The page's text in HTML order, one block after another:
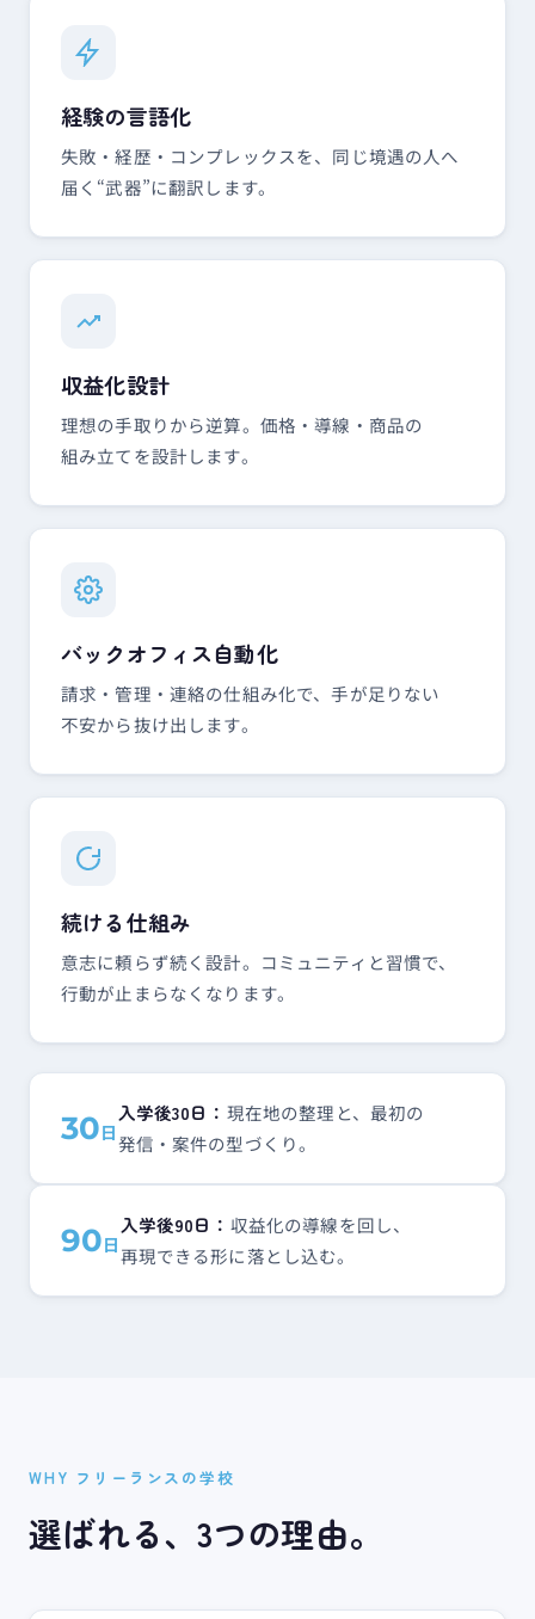
経験の​言語化
失敗・経歴・コンプレックスを、​同じ​境遇の​人へ​
届く​“武器”に​翻訳します。
収益化設計
理想の​手取りから​逆算。​価格・導線・商品の​
組み立てを​設計します。
バックオフィス自動化
請求・管理・連絡の​仕組み化で、​手が​足りない​
不安から​抜け出します。
続ける​仕組み
意志に​頼らず​続く​設計。​コミュニティと​習慣で、​
行動が​止まらなくなります。
30日
入学後​3​0日： 現在地の​整理と、​最初の​
発信・案件の​型づくり。
90日
入学後​9​0日： 収益化の​導線を​回し、​
再現できる​形に​落とし込む。
WHY フリーランスの学校
選ばれる、​3つの​理由。